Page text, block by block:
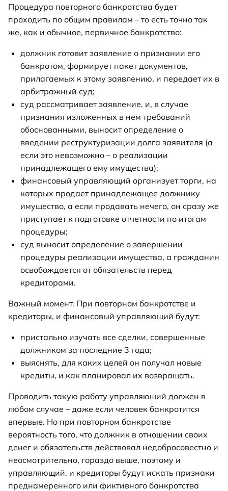
Процедура повторного банкротства будет
проходить по общим правилам – то есть точно так
же, как и обычное, первичное банкротство:
должник готовит заявление о признании его
банкротом, формирует пакет документов,
прилагаемых к этому заявлению, и передает их в
арбитражный суд;
суд рассматривает заявление, и, в случае
признания изложенных в нем требований
обоснованными, выносит определение о
введении реструктуризации долга заявителя (а
если это невозможно – о реализации
принадлежащего ему имущества);
финансовый управляющий организует торги, на
которых продает принадлежащее должнику
имущество, а если продавать нечего, он сразу же
приступает к подготовке отчетности по итогам
процедуры;
суд выносит определение о завершении
процедуры реализации имущества, а гражданин
освобождается от обязательств перед
кредиторами.
Важный момент. При повторном банкротстве и
кредиторы, и финансовый управляющий будут:
пристально изучать все сделки, совершенные
должником за последние 3 года;
выяснять, для каких целей он получал новые
кредиты, и как планировал их возвращать.
Проводить такую работу управляющий должен в
любом случае – даже если человек банкротится
впервые. Но при повторном банкротстве
вероятность того, что должник в отношении своих
денег и обязательств действовал недобросовестно и
неосмотрительно, гораздо выше, поэтому и
управляющий, и кредиторы будут искать признаки
преднамеренного или фиктивного банкротства